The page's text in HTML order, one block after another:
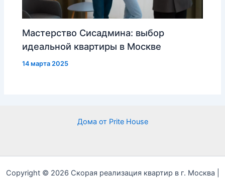
Мастерство Сисадмина: выбор
идеальной квартиры в Москве
14 марта 2025
Дома от Prite House
Copyright © 2026 Скорая реализация квартир в г. Москва |